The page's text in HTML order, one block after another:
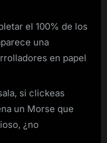
el 100% de los
una
en papel
si clickeas
un Morse que
¿no